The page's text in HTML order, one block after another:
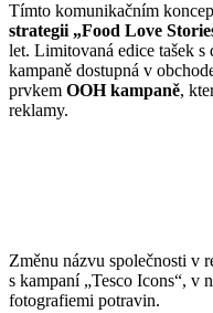
Tímto komunikačním
strategii „Food Love
let. Limitovaná edice tašek
kampaně dostupná v
prvkem OOH kampaně,
reklamy.
Změnu názvu společnosti v
s kampaní „Tesco Icons“, v
fotografiemi potravin.